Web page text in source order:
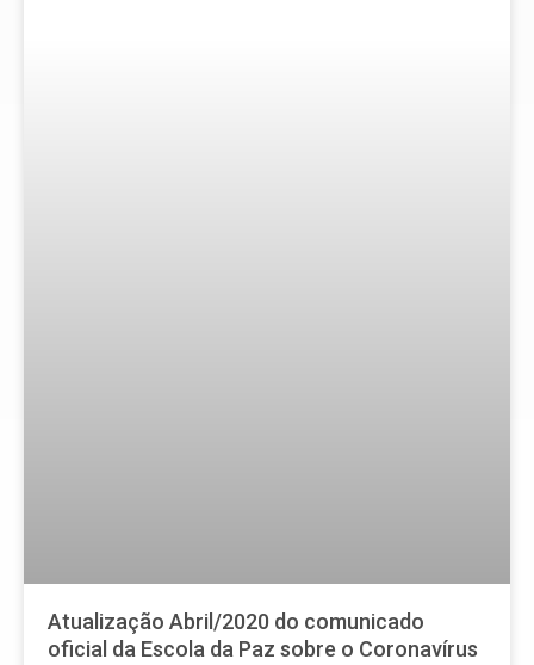
Atualização Abril/2020 do comunicado
oficial da Escola da Paz sobre o Coronavírus